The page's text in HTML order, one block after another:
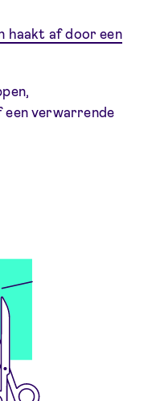
haakt af door een
een verwarrende